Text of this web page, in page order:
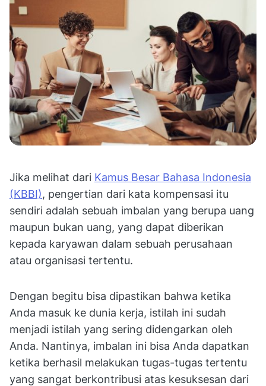
Jika melihat dari Kamus Besar Bahasa Indonesia
(KBBI), pengertian dari kata kompensasi itu
sendiri adalah sebuah imbalan yang berupa uang
maupun bukan uang, yang dapat diberikan
kepada karyawan dalam sebuah perusahaan
atau organisasi tertentu.
Dengan begitu bisa dipastikan bahwa ketika
Anda masuk ke dunia kerja, istilah ini sudah
menjadi istilah yang sering didengarkan oleh
Anda. Nantinya, imbalan ini bisa Anda dapatkan
ketika berhasil melakukan tugas-tugas tertentu
yang sangat berkontribusi atas kesuksesan dari